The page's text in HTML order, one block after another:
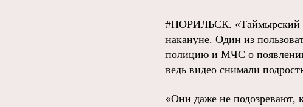
#НОРИЛЬСК. «Таймырский
накануне. Один из
полицию и МЧС о появлении
ведь видео снимали
«Они даже не подозревают,